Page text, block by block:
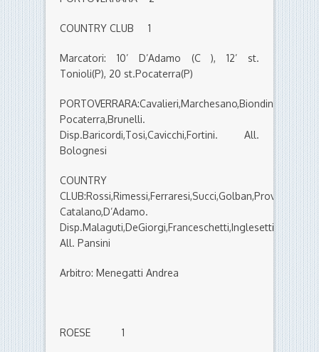
COUNTRY CLUB 1
Marcatori: 10’ D’Adamo (C ), 12’ st.
Tonioli(P), 20 st.Pocaterra(P)
Pocaterra,Brunelli.
Disp.Baricordi,Tosi,Cavicchi,Fortini. All.
Bolognesi
COUNTRY
Catalano,D’Adamo.
Disp.Malaguti,DeGiorgi,Franceschetti,Inglesetti.
All. Pansini
Arbitro: Menegatti Andrea
ROESE 1